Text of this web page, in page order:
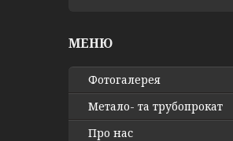
Фотогалерея
Метало- та трубопрокат
Про нас